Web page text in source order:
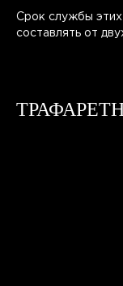
Срок службы
составлять от